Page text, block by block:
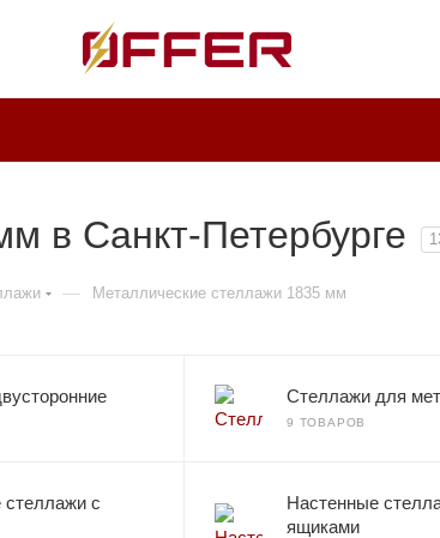
в Санкт-Петербурге
— Металлические стеллажи 1835 мм
Стеллажи для
9 ТОВАРОВ
с
Настенные
ящиками